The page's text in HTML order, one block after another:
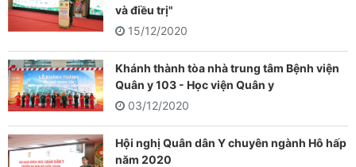
và điều trị"
15/12/2020
Khánh thành tòa nhà trung tâm Bệnh viện
Quân y 103 - Học viện Quân y
03/12/2020
Hội nghị Quân dân Y chuyên ngành Hô hấp
năm 2020